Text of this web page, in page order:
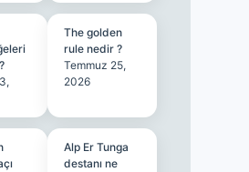
The golden
rule nedir ?
Temmuz 25,
2026
Alp Er Tunga
destanı ne